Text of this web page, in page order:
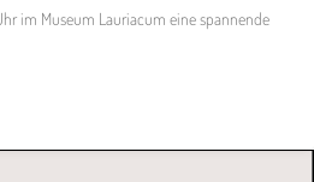
im Museum Lauriacum eine spannende